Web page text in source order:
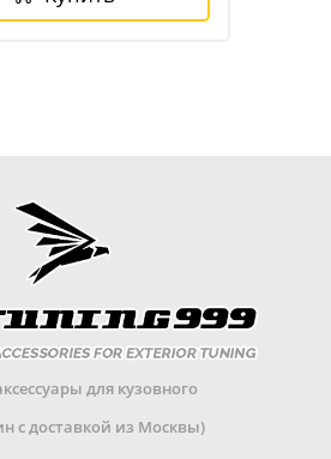
для кузовного
с доставкой из Москвы)